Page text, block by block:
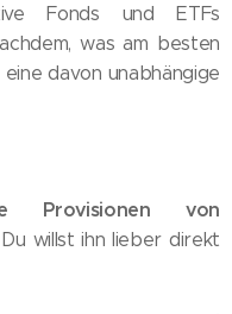
Fonds und ETFs
was am besten
davon unabhängige
Provisionen von
Du willst ihn lieber direkt